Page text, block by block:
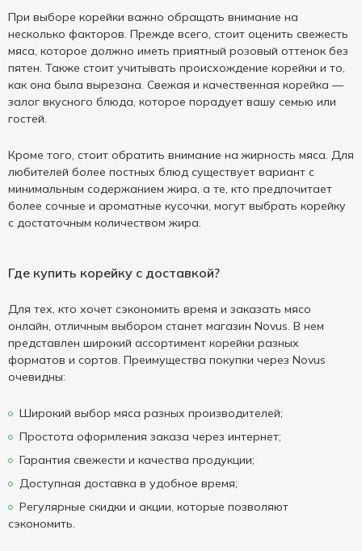
При выборе корейки важно обращать внимание на
несколько факторов. Прежде всего, стоит оценить свежесть
мяса, которое должно иметь приятный розовый оттенок без
пятен. Также стоит учитывать происхождение корейки и то,
как она была вырезана. Свежая и качественная корейка —
залог вкусного блюда, которое порадует вашу семью или
гостей.
Кроме того, стоит обратить внимание на жирность мяса. Для
любителей более постных блюд существует вариант с
минимальным содержанием жира, а те, кто предпочитает
более сочные и ароматные кусочки, могут выбрать корейку
с достаточным количеством жира.
Где купить корейку с доставкой?
Для тех, кто хочет сэкономить время и заказать мясо
онлайн, отличным выбором станет магазин Novus. В нем
представлен широкий ассортимент корейки разных
форматов и сортов. Преимущества покупки через Novus
очевидны:
Широкий выбор мяса разных производителей;
Простота оформления заказа через интернет;
Гарантия свежести и качества продукции;
Доступная доставка в удобное время;
Регулярные скидки и акции, которые позволяют
сэкономить.